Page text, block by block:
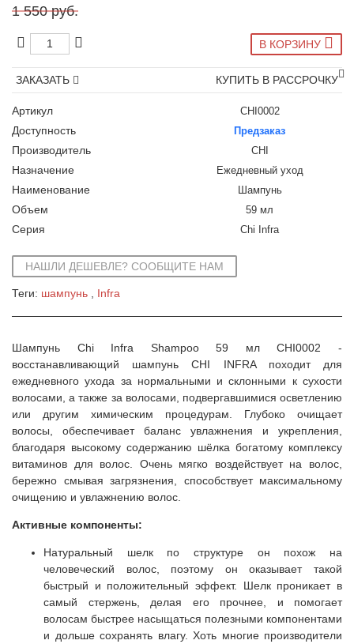
1 550 руб.
В КОРЗИНУ
ЗАКАЗАТЬ КУПИТЬ В РАССРОЧКУ
Артикул CHI0002
Доступность Предзаказ
Производитель CHI
Назначение Ежедневный уход
Наименование Шампунь
Объем 59 мл
Серия Chi Infra
НАШЛИ ДЕШЕВЛЕ? СООБЩИТЕ НАМ
Теги: шампунь Infra
Шампунь Chi Infra Shampoo 59 мл CHI0002 -
восстанавливающий шампунь CHI INFRA походит для
ежедневного ухода за нормальными и склонными к сухости
волосами, а также за волосами, подвергавшимися осветлению
или другим химическим процедурам. Глубоко очищает
волосы, обеспечивает баланс увлажнения и укрепления,
благодаря высокому содержанию шёлка богатому комплексу
витаминов для волос. Очень мягко воздействует на волос,
бережно смывая загрязнения, способствует максимальному
очищению и увлажнению волос.
Активные компоненты:
Натуральный шелк по структуре он похож на
человеческий волос, поэтому он оказывает такой
быстрый и положительный эффект. Шелк проникает в
самый стержень, делая его прочнее, и помогает
волосам быстрее насыщаться полезными компонентами
и дольше сохранять влагу. Хоть многие производители